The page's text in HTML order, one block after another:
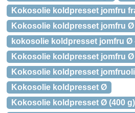
Kokosolie koldpresset jomfru
Kokosolie koldpresset jomfru Ø
kokosolie koldpresset jomfru Ø
Kokosolie koldpresset jomfru
Kokosolie koldpresset
Kokosolie koldpresset Ø
Kokosolie koldpresset Ø (400 g)